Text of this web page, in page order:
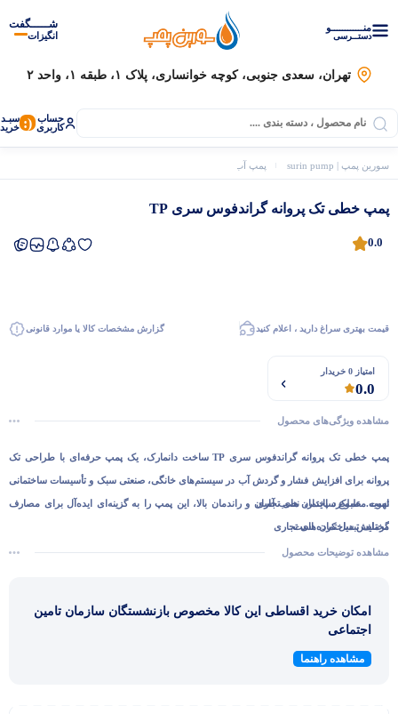
منــــــــــــو
دستــرسی
شـــــگفت
انگیزات
تهران، سعدی جنوبی، کوچه خوانساری، پلاک ۱، طبقه ۱، واحد ۲
حساب
کاربری (: سبـد
خرید
سورین پمپ | surin pump پمپ آب
پمپ خطی تک پروانه گراندفوس سری TP
0.0
قیمت بهتری سراغ دارید ، اعلام کنید گزارش مشخصات کالا یا موارد قانونی
امتیاز 0 خریدار
0.0
مشاهده ویژگی‌های محصول
پمپ خطی تک پروانهگراندفوس سری TP ساخت دانمارک، یک پمپ حرفه‌ای با طراحی تک
پروانه برای افزایش فشار و گردش آب در سیستم‌های خانگی، صنعتی سبک و تأسیسات ساختمانی
است. عملکرد پایدار، نصب آسان و راندمان بالا، این پمپ را به گزینه‌ای ایده‌آل برای مصارف
مختلف تبدیل کرده است.
تهویه مطبوع ساختمان های تجاری
گرمایش ساختمان های تجاری
سیرکوله آبگرم ساختمان های تجاری
مشاهده توضیحات محصول
امکان خرید اقساطی این کالا مخصوص بازنشستگان سازمان تامین
اجتماعی
مشاهده راهنما